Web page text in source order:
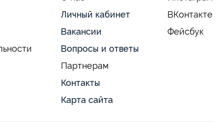
Личный кабинет
Вакансии
Вопросы и ответы
Партнерам
Контакты
Карта сайта
ВКонтакте
Фейсбук